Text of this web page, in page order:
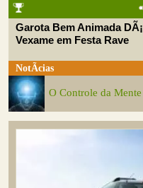
Garota Bem Animada DÃ¡
Vexame em Festa Rave
NotÃ­cias
O Controle da Mente